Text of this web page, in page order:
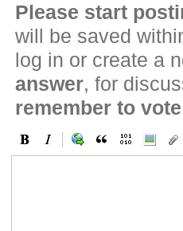
Please start
will be saved
log in or create a
answer, for
remember to vote